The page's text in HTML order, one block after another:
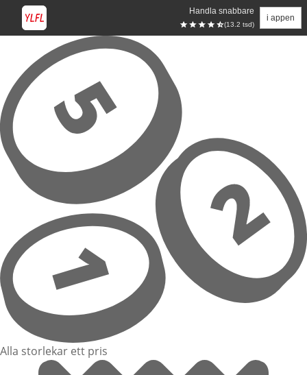
Handla snabbare
(13.2 tsd)
i appen
Hoppa till huvudinnehåll
Alla storlekar ett pris